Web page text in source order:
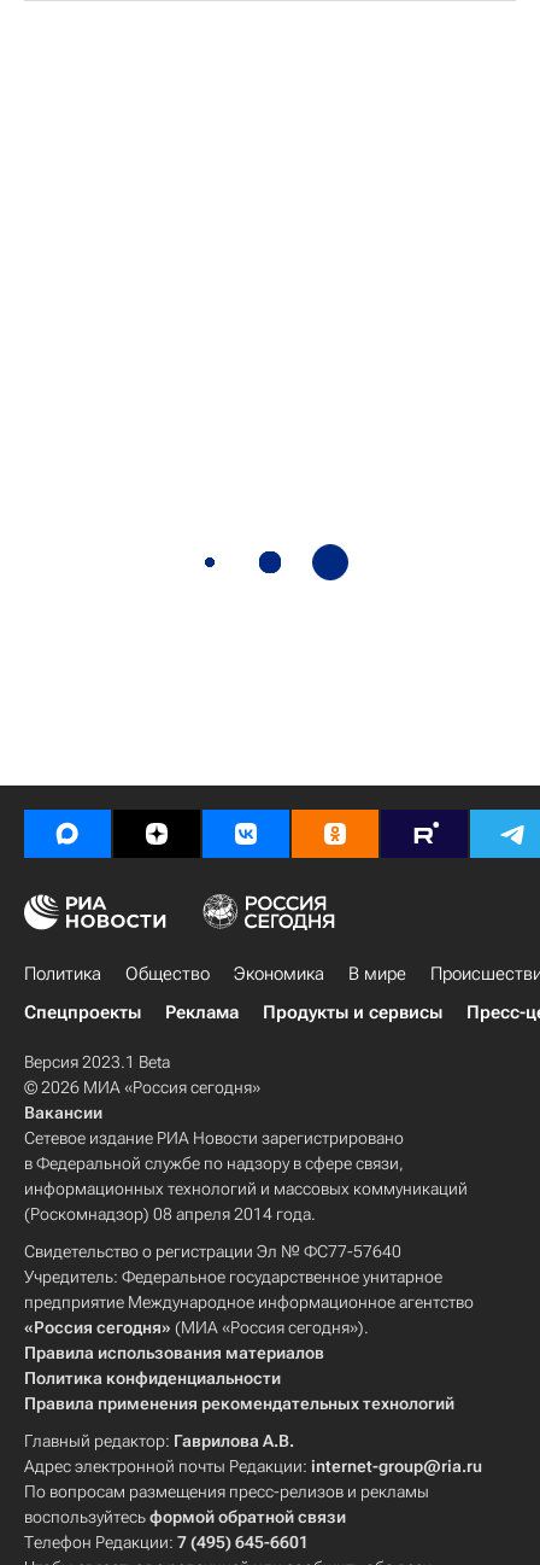
Политика Общество Экономика В мире
Спецпроекты
Реклама Продукты и сервисы Пресс-
Версия 2023.1 Beta
© 2026 МИА «Россия сегодня»
Вакансии
Сетевое издание РИА Новости зарегистрировано
в Федеральной службе по надзору в сфере связи,
информационных технологий и массовых коммуникаций
(Роскомнадзор) 08 апреля 2014 года.
Свидетельство о регистрации Эл № ФС77-57640
Учредитель: Федеральное государственное унитарное
предприятие Международное информационное агентство
«Россия сегодня» (МИА «Россия сегодня»).
Правила использования материалов
Политика конфиденциальности
Правила применения рекомендательных технологий
Главный редактор: Гаврилова А.В.
Адрес электронной почты Редакции: internet-group@ria.ru
По вопросам размещения пресс-релизов и рекламы
воспользуйтесьформой обратной связи
Телефон Редакции: 7 (495) 645-6601